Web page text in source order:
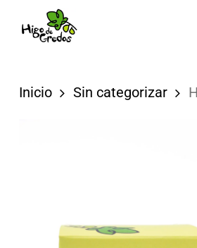
content
Inicio Sin categorizar